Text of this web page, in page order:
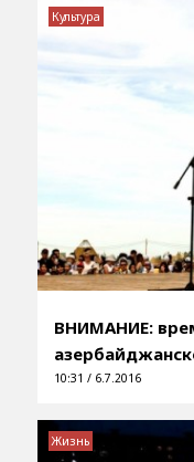
ВНИМАНИЕ:
10:31 / 6.7.2016
Культура
Жизнь